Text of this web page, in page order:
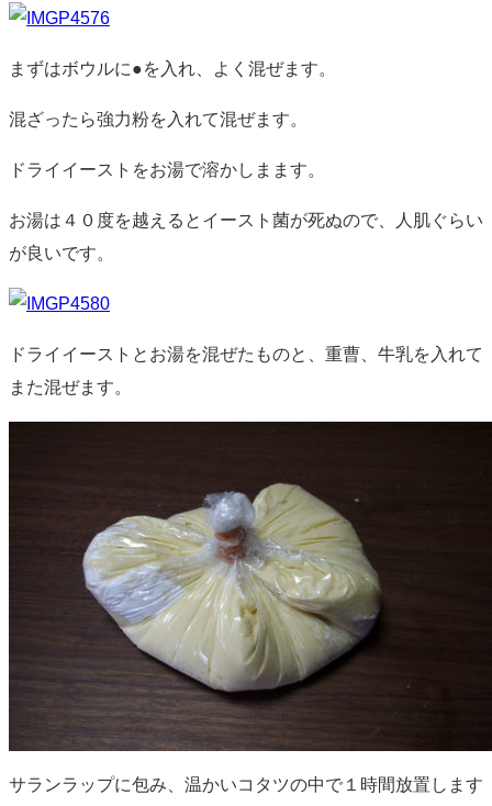
まずはボウルに●を入れ、よく混ぜます。
混ざったら強力粉を入れて混ぜます。
ドライイーストをお湯で溶かしまます。
お湯は４０度を越えるとイースト菌が死ぬので、人肌ぐらい
が良いです。
ドライイーストとお湯を混ぜたものと、重曹、牛乳を入れて
また混ぜます。
サランラップに包み、温かいコタツの中で１時間放置します